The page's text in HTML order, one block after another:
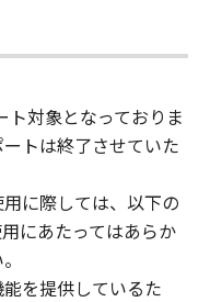
"Designated
other
provided
such users shall
and
and
SOFTWARE
ト対象となっておりま
トは終了させていた
に際しては、以下の
にあたってはあらか
を提供しているた